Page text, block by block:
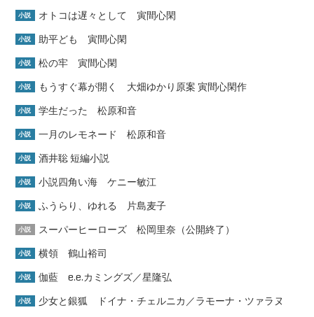
小説 オトコは遅々として 寅間心閑
小説 助平ども 寅間心閑
小説 松の牢 寅間心閑
小説 もうすぐ幕が開く 大畑ゆかり原案 寅間心閑作
小説 学生だった 松原和音
小説 一月のレモネード 松原和音
小説 酒井聡 短編小説
小説 小説四角い海 ケニー敏江
小説 ふうらり、ゆれる 片島麦子
小説 スーパーヒーローズ 松岡里奈（公開終了）
小説 横領 鶴山裕司
小説 伽藍 e.e.カミングズ／星隆弘
小説 少女と銀狐 ドイナ・チェルニカ／ラモーナ・ツァラヌ